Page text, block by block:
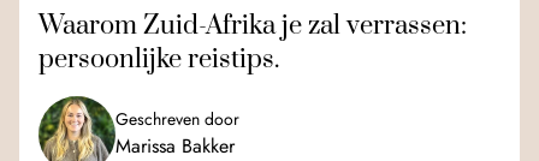
Waarom Zuid-Afrika je zal verrassen:
persoonlijke reistips.
Geschreven door
Marissa Bakker